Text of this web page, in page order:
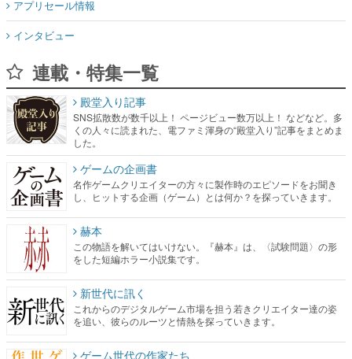
連載・特集一覧
くの人々に読まれた、電ファミ渾身の“殿堂入り”記事をまとめま
した。
ゲームの企画書
名作ゲームクリエイターの方々に製作時のエピソードをお聞き
し、ヒットする企画（ゲーム）とは何か？を探っていきます。
赫本
この物語を解いてはいけない。『赫本』は、〈試験問題〉の形
をした短編ホラー小説集です。
新世代に訊く
これからのデジタルゲーム市場を担う若きクリエイター達の姿
を追い、彼らのルーツと情熱を探っていきます。
ゲーム世代の作家たち
ゲームに多大な影響を受けた作家さんに取材し、ゲームが日本
のコンテンツ産業やカルチャーに与えた影響を探る企画です。